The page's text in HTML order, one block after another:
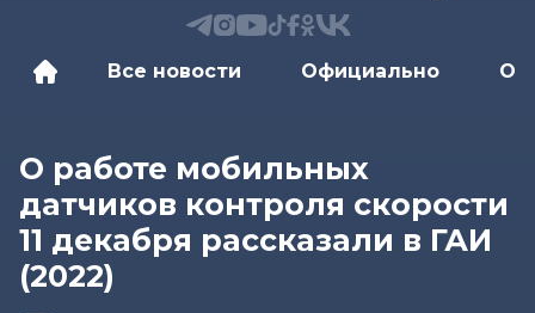
Все новости Официально
О работе мобильных
датчиков контроля скорости
11 декабря рассказали в ГАИ
(2022)